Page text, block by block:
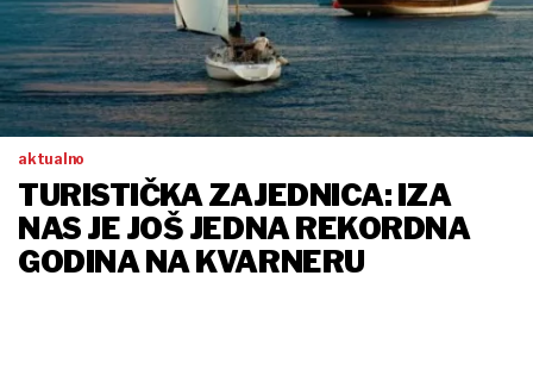
aktualno
TURISTIČKA ZAJEDNICA: IZA
NAS JE JOŠ JEDNA REKORDNA
GODINA NA KVARNERU